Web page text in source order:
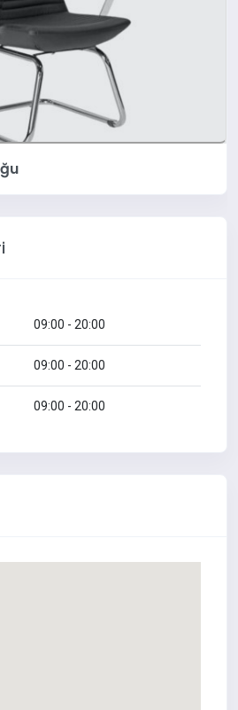
09:00 - 20:00
09:00 - 20:00
09:00 - 20:00